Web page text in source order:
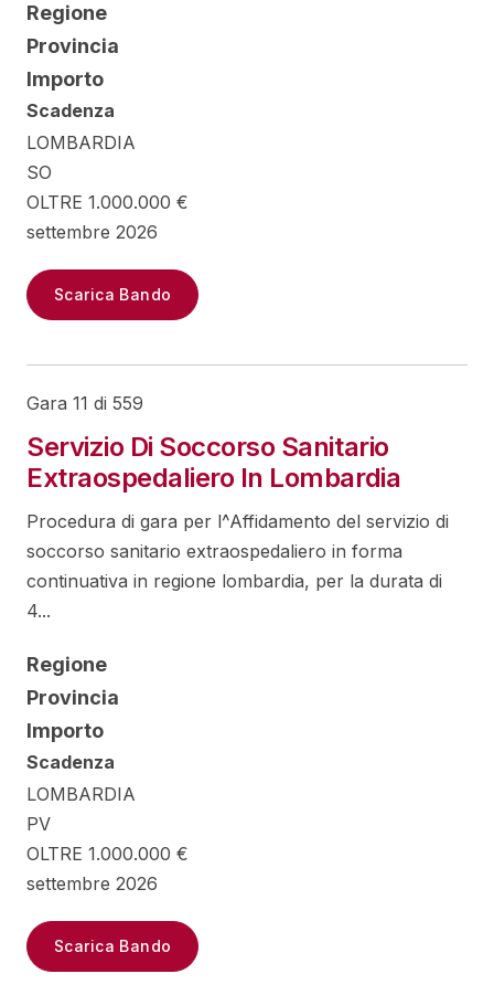
Regione
Provincia
Importo
Scadenza
LOMBARDIA
SO
OLTRE 1.000.000 €
settembre 2026
Scarica Bando
Gara 11 di 559
Servizio Di Soccorso Sanitario
Extraospedaliero In Lombardia
Procedura di gara per l^Affidamento del servizio di
soccorso sanitario extraospedaliero in forma
continuativa in regione lombardia, per la durata di
4...
Regione
Provincia
Importo
Scadenza
LOMBARDIA
PV
OLTRE 1.000.000 €
settembre 2026
Scarica Bando